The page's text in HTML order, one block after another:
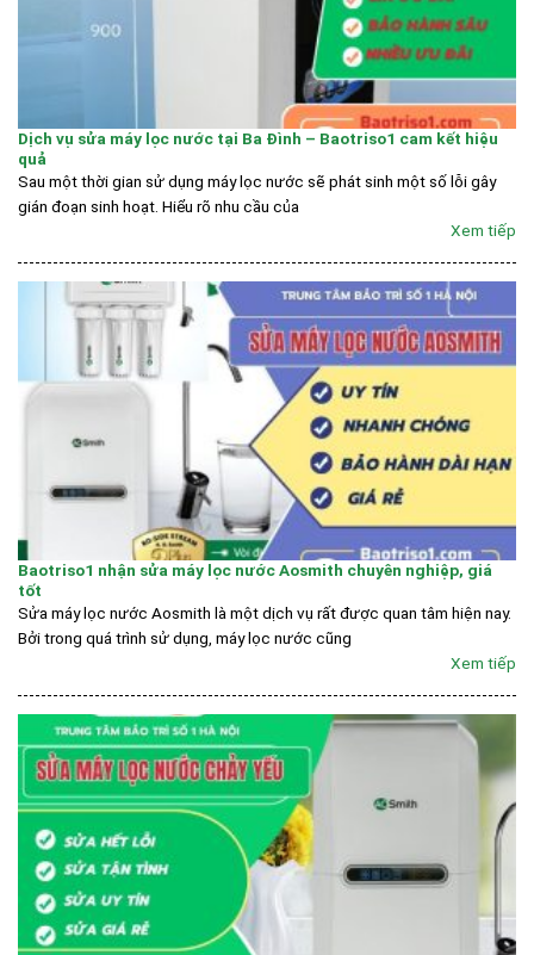
Dịch vụ sửa máy lọc nước tại Ba Đình – Baotriso1 cam kết hiệu
quả
Sau một thời gian sử dụng máy lọc nước sẽ phát sinh một số lỗi gây
gián đoạn sinh hoạt. Hiểu rõ nhu cầu của
Xem tiếp
Baotriso1 nhận sửa máy lọc nước Aosmith chuyên nghiệp, giá
tốt
Sửa máy lọc nước Aosmith là một dịch vụ rất được quan tâm hiện nay.
Bởi trong quá trình sử dụng, máy lọc nước cũng
Xem tiếp